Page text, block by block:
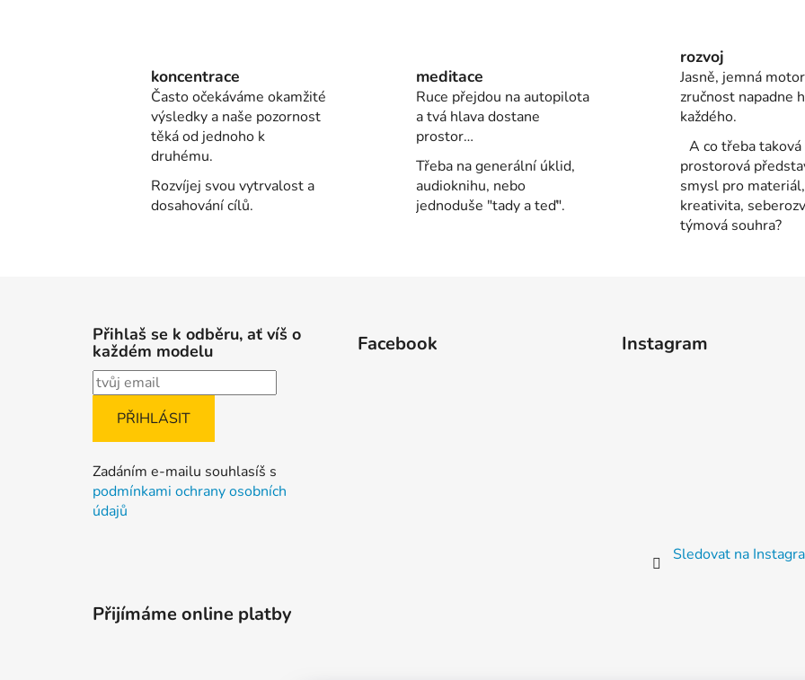
á
d
a
í
p
r
v
k
koncentrace
Často očekáváme okamžité
výsledky a naše pozornost
těká od jednoho k
druhému.
Rozvíjej svou vytrvalost a
dosahování cílů.
meditace
Ruce přejdou na autopilota
a tvá hlava dostane
prostor…
Třeba na generální úklid,
audioknihu, nebo
jednoduše "tady a teď".
rozvoj
Jasně, jemná
zručnost napadne
každého.
A co třeba taková
prostorová
smysl pro
kreativita,
týmová souhra?
Přihlaš se k odběru, ať víš o
každém modelu
Zadáním e-mailu souhlasíš s
podmínkami ochrany osobních
údajů
Facebook Instagram
Sledovat na
Přijímáme online platby